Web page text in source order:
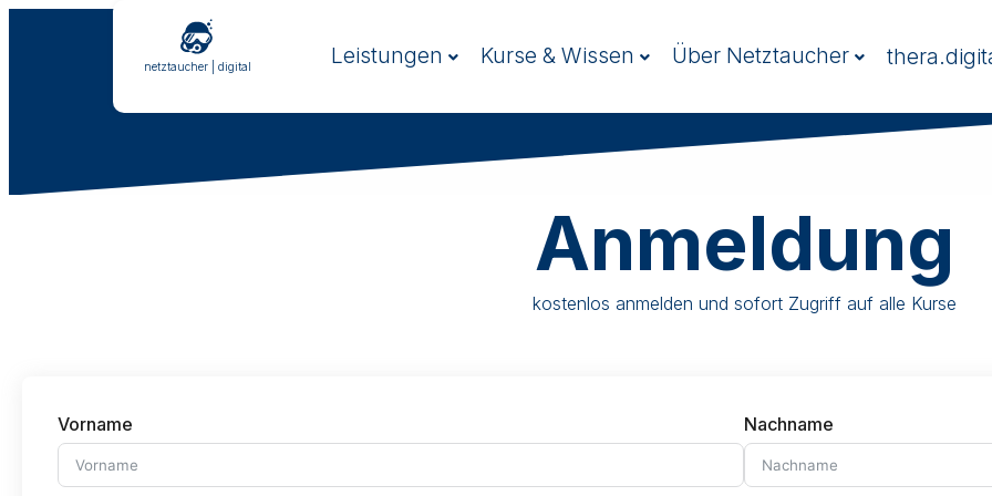
netztaucher | digital Leistungen Kurse & Wissen Über Netztaucher
Anmeldung
kostenlos anmelden und sofort Zugriff auf alle Kurse
Vorname Nachname